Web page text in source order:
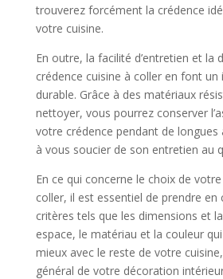
trouverez forcément la crédence
votre cuisine.
En outre, la facilité d’entretien et la
crédence cuisine à coller en font un
durable. Grâce à des matériaux
nettoyer, vous pourrez conserver
votre crédence pendant de longues
à vous soucier de son entretien au
En ce qui concerne le choix de
coller, il est essentiel de prendre en
critères tels que les dimensions et
espace, le matériau et la couleur
mieux avec le reste de votre
général de votre décoration